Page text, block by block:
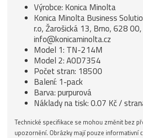
Výrobce: Konica Minolta
Konica Minolta Business
r.o, Žarošická 13, Brno, 628 00,
info@konicaminolta.cz
Model 1: TN-214M
Model 2: A0D7354
Počet stran: 18500
Balení: 1-pack
Barva: purpurová
Náklady na tisk: 0.07 Kč /
Technické specifikace se mohou změnit bez
upozornění. Obrázky mají pouze informativní